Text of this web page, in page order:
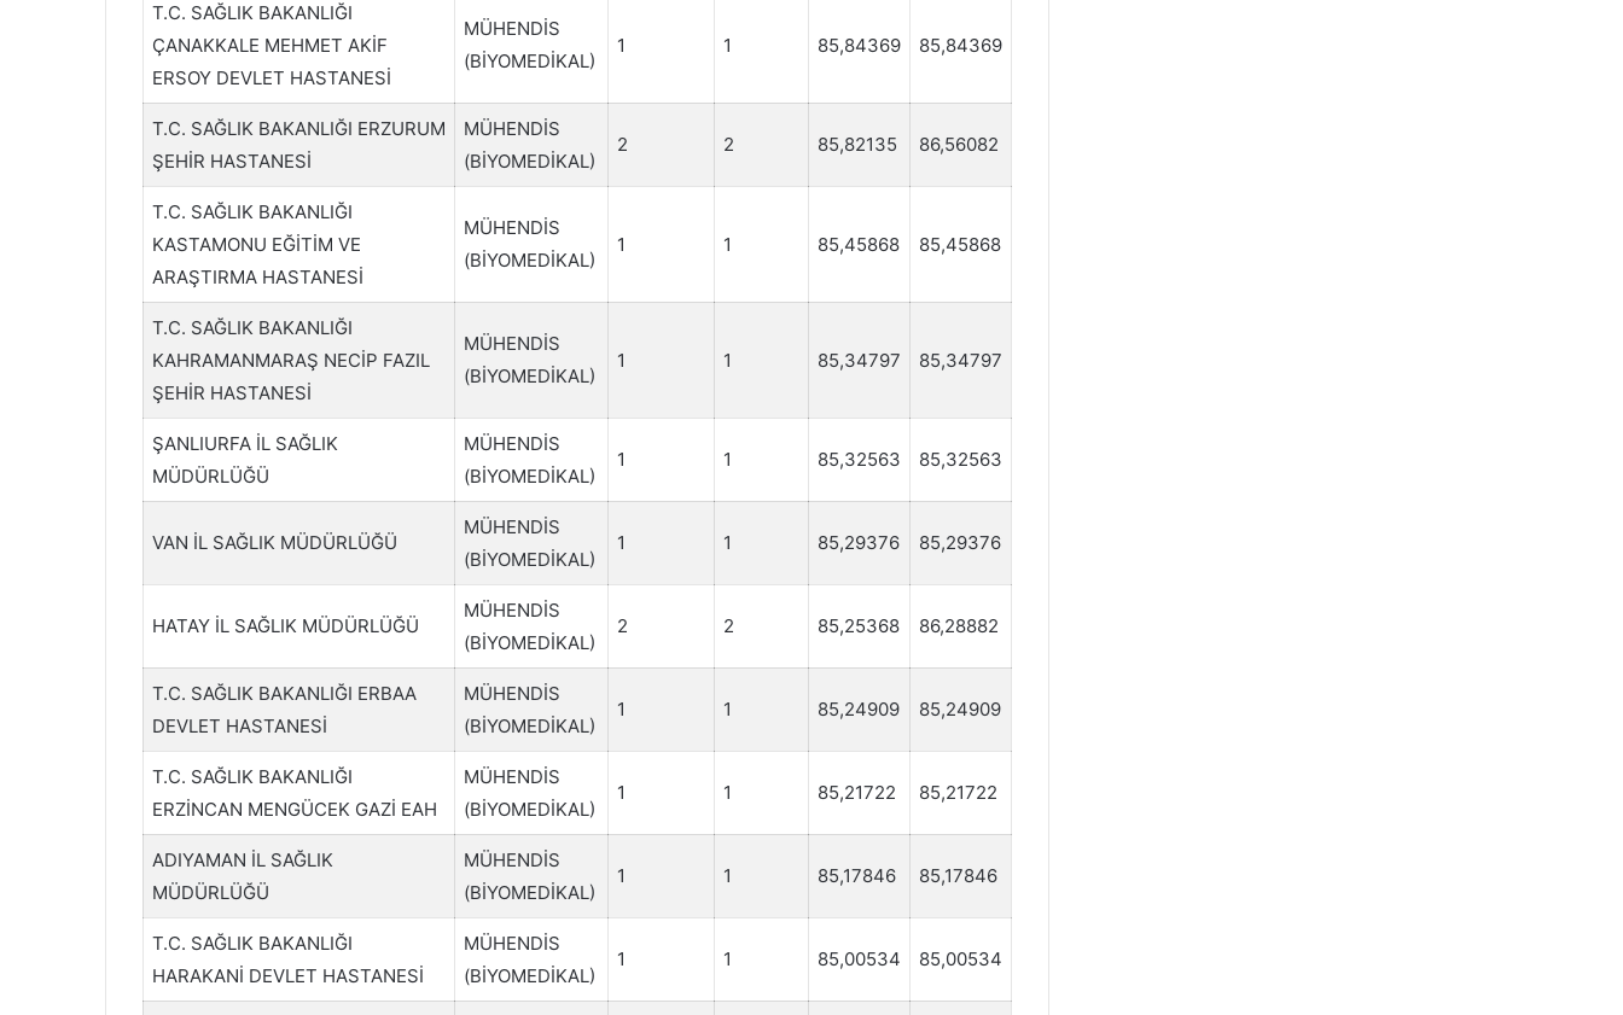
T.C. SAĞLIK BAKANLIĞI
ÇANAKKALE MEHMET AKİF
ERSOY DEVLET HASTANESİ
MÜHENDİS
(BİYOMEDİKAL)
1 1 85,84369 85,84369
T.C. SAĞLIK BAKANLIĞI ERZURUM
ŞEHİR HASTANESİ
MÜHENDİS
(BİYOMEDİKAL)
2 2 85,82135 86,56082
T.C. SAĞLIK BAKANLIĞI
KASTAMONU EĞİTİM VE
ARAŞTIRMA HASTANESİ
MÜHENDİS
(BİYOMEDİKAL)
1 1 85,45868 85,45868
T.C. SAĞLIK BAKANLIĞI
KAHRAMANMARAŞ NECİP FAZIL
ŞEHİR HASTANESİ
MÜHENDİS
(BİYOMEDİKAL)
1 1 85,34797 85,34797
ŞANLIURFA İL SAĞLIK
MÜDÜRLÜĞÜ
MÜHENDİS
(BİYOMEDİKAL)
1 1 85,32563 85,32563
VAN İL SAĞLIK MÜDÜRLÜĞÜ
MÜHENDİS
(BİYOMEDİKAL)
1 1 85,29376 85,29376
HATAY İL SAĞLIK MÜDÜRLÜĞÜ
MÜHENDİS
(BİYOMEDİKAL)
2 2 85,25368 86,28882
T.C. SAĞLIK BAKANLIĞI ERBAA
DEVLET HASTANESİ
MÜHENDİS
(BİYOMEDİKAL)
1 1 85,24909 85,24909
T.C. SAĞLIK BAKANLIĞI
ERZİNCAN MENGÜCEK GAZİ EAH
MÜHENDİS
(BİYOMEDİKAL)
1 1 85,21722 85,21722
ADIYAMAN İL SAĞLIK
MÜDÜRLÜĞÜ
MÜHENDİS
(BİYOMEDİKAL)
1 1 85,17846 85,17846
T.C. SAĞLIK BAKANLIĞI
HARAKANİ DEVLET HASTANESİ
MÜHENDİS
(BİYOMEDİKAL)
1 1 85,00534 85,00534